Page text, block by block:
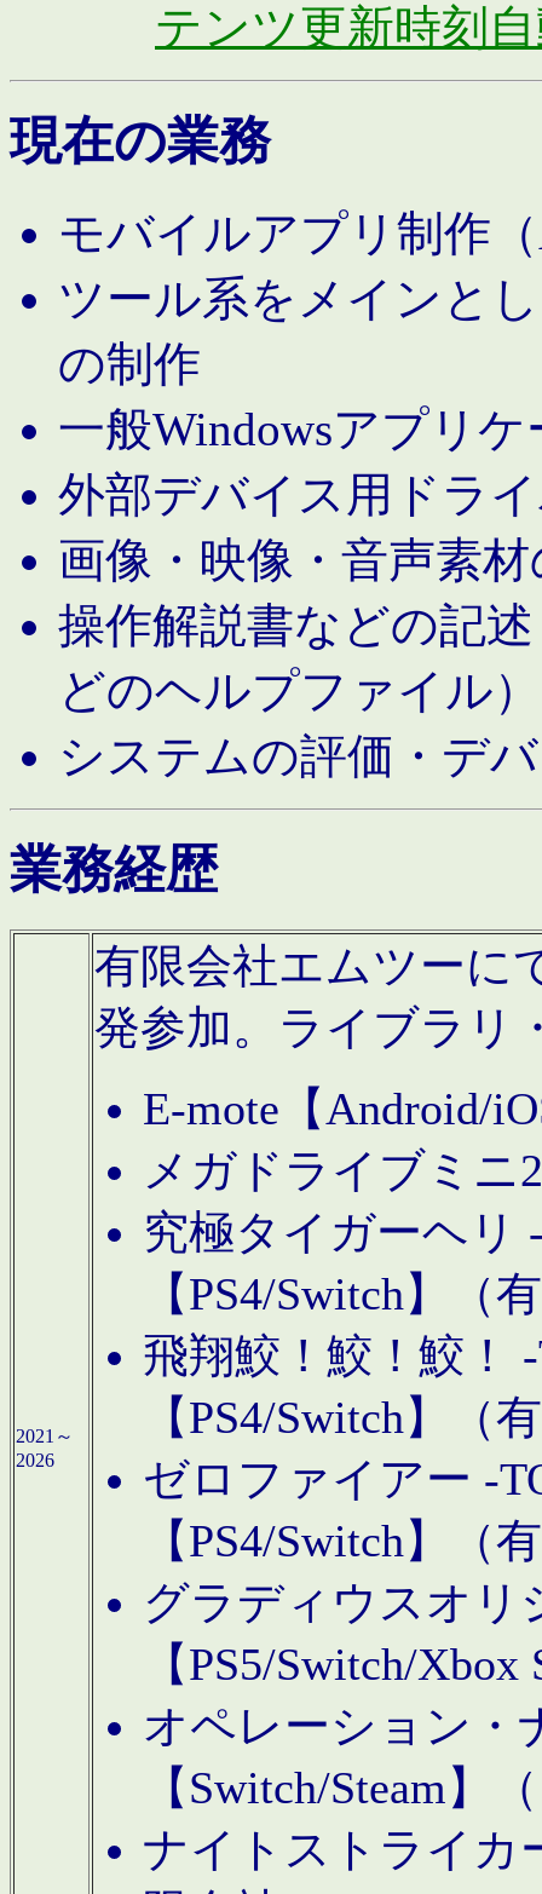
テンツ更新時刻
現在の業務
モバイルアプリ制作
ツール系をメインと
の制作
一般Windowsアプリ
外部デバイス用ドラ
画像・映像・音声素
操作解説書などの記
どのヘルプファイル）
システムの評価・デ
業務経歴
2021～
2026
有限会社エムツーに
発参加。ライブラリ
E-mote【Android/
メガドライブミニ
究極タイガーヘリ
【PS4/Switch】（
飛翔鮫！鮫！鮫！
【PS4/Switch】（
ゼロファイアー -
【PS4/Switch】（
グラディウスオリ
【PS5/Switch/
オペレーション・
【Switch/Steam】
ナイトストライカ